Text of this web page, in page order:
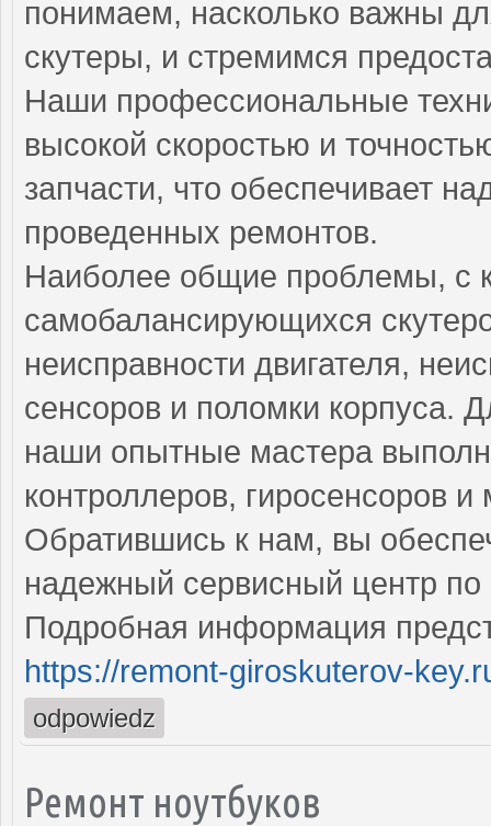
понимаем, насколько важны
скутеры, и стремимся
Наши профессиональные
высокой скоростью и
запчасти, что обеспечивает
проведенных ремонтов.
Наиболее общие проблемы, с
самобалансирующихся
неисправности двигателя,
сенсоров и поломки корпуса.
наши опытные мастера
контроллеров, гиросенсоров
Обратившись к нам, вы
надежный сервисный центр по
Подробная информация
https://remont-giroskuterov-
odpowiedz
Ремонт ноутбуков